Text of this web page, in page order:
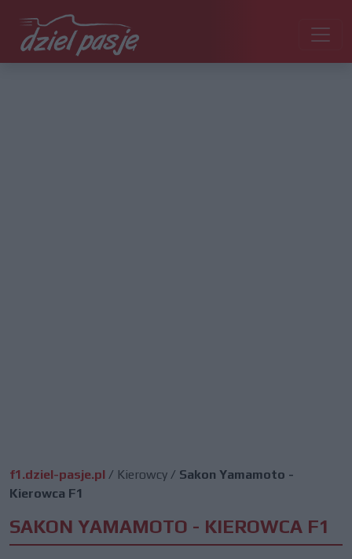
f1.dziel-pasje.pl / Kierowcy / Sakon Yamamoto -
Kierowca F1
SAKON YAMAMOTO - KIEROWCA F1